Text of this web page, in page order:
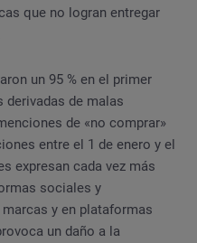
que no logran entregar
un 95 % en el primer
derivadas de malas
de «no comprar»
entre el 1 de enero y el
expresan cada vez más
sociales y
y en plataformas
un daño a la